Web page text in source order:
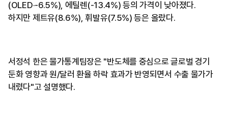
(OLED·-6.5%), 에틸렌(-13.4%) 등의 가격이 낮아졌다.
하지만 제트유(8.6%), 휘발유(7.5%) 등은 올랐다.
서정석 한은 물가통계팀장은 "반도체를 중심으로 글로벌 경기
둔화 영향과 원/달러 환율 하락 효과가 반영되면서 수출 물가가
내렸다"고 설명했다.